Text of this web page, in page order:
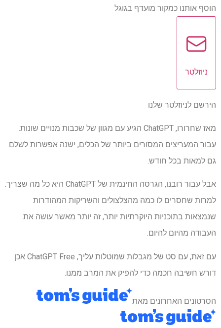
הוסף אותנו כמקור מועדף בגוגל
ניוזלטר
הירשם לניוזלטר שלנו
מאז שחרורו, ChatGPT הגיע עם מגוון של שכבות מנויים שונות.
עבור המעריצים המסורים ביותר של הכלים, ישנה אפשרות לשלם
גם למאות בכל חודש.
אבל עבור רובנו, הגרסה החינמית של ChatGPT היא כל מה שצריך.
למרות שחסרים לו כמה מהצלצולים והשריקות המהודרות
שנמצאות בתוכניות היוקרתיות יותר, זה יותר מאשר עושה את
העבודה מהיום להיום.
עם זאת, עם סט של מגבלות שמוטלות עליך, ChatGPT Free אכן
דורש חשיבה חכמה כדי להפיק את המרב ממנו.
הסרטונים האחרונים מאת